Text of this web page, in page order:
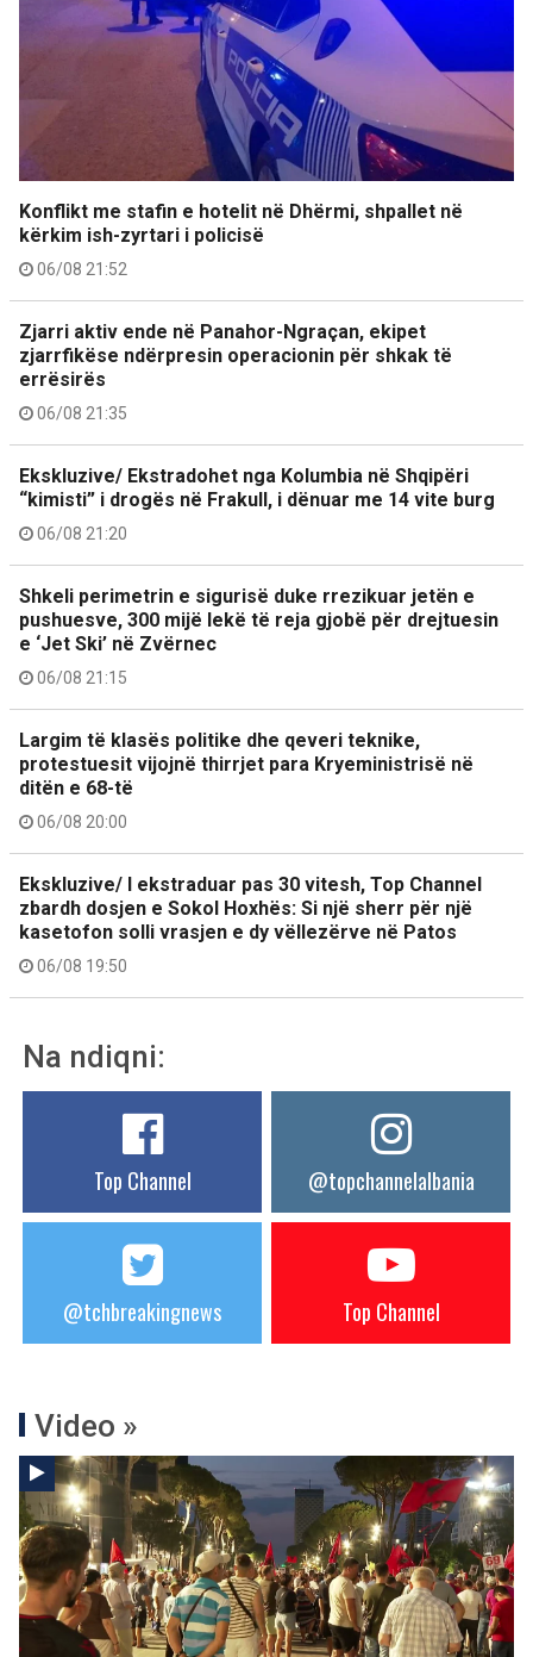
Konflikt me stafin e hotelit në Dhërmi, shpallet në
kërkim ish-zyrtari i policisë
06/08 21:52
Zjarri aktiv ende në Panahor-Ngraçan, ekipet
zjarrfikëse ndërpresin operacionin për shkak të
errësirës
06/08 21:35
Ekskluzive/ Ekstradohet nga Kolumbia në Shqipëri
“kimisti” i drogës në Frakull, i dënuar me 14 vite burg
06/08 21:20
Shkeli perimetrin e sigurisë duke rrezikuar jetën e
pushuesve, 300 mijë lekë të reja gjobë për drejtuesin
e ‘Jet Ski’ në Zvërnec
06/08 21:15
Largim të klasës politike dhe qeveri teknike,
protestuesit vijojnë thirrjet para Kryeministrisë në
ditën e 68-të
06/08 20:00
Ekskluzive/ I ekstraduar pas 30 vitesh, Top Channel
zbardh dosjen e Sokol Hoxhës: Si një sherr për një
kasetofon solli vrasjen e dy vëllezërve në Patos
06/08 19:50
Na ndiqni:
Top Channel @topchannelalbania
@tchbreakingnews Top Channel
Video »